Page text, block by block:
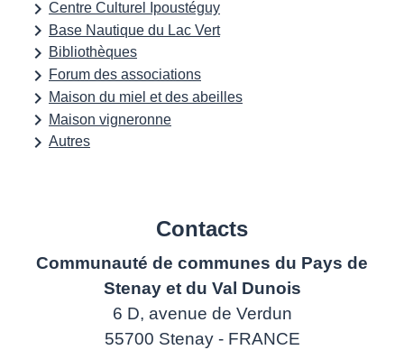
keyboard_arrow_right Centre Culturel Ipoustéguy
keyboard_arrow_right Base Nautique du Lac Vert
keyboard_arrow_right Bibliothèques
keyboard_arrow_right Forum des associations
keyboard_arrow_right Maison du miel et des abeilles
keyboard_arrow_right Maison vigneronne
keyboard_arrow_right Autres
Contacts
Communauté de communes du Pays de
Stenay et du Val Dunois
6 D, avenue de Verdun
55700 Stenay - FRANCE